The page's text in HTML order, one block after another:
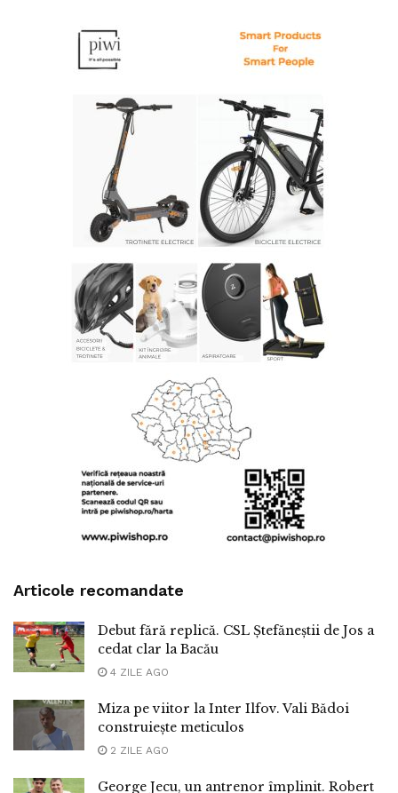
Articole recomandate
Debut fără replică. CSL Ștefăneștii de Jos a
cedat clar la Bacău
4 ZILE AGO
Miza pe viitor la Inter Ilfov. Vali Bădoi
construiește meticulos
2 ZILE AGO
George Jecu, un antrenor împlinit. Robert